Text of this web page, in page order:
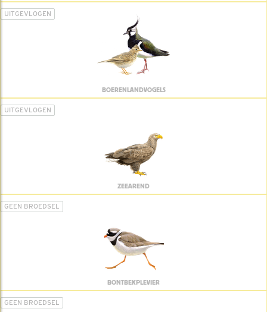
UITGEVLOGEN
BOERENLANDVOGELS
UITGEVLOGEN
ZEEAREND
GEEN BROEDSEL
BONTBEKPLEVIER
GEEN BROEDSEL